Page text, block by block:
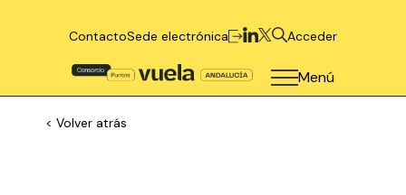
ContactoSede electrónica Acceder
Menú
< Volver atrás